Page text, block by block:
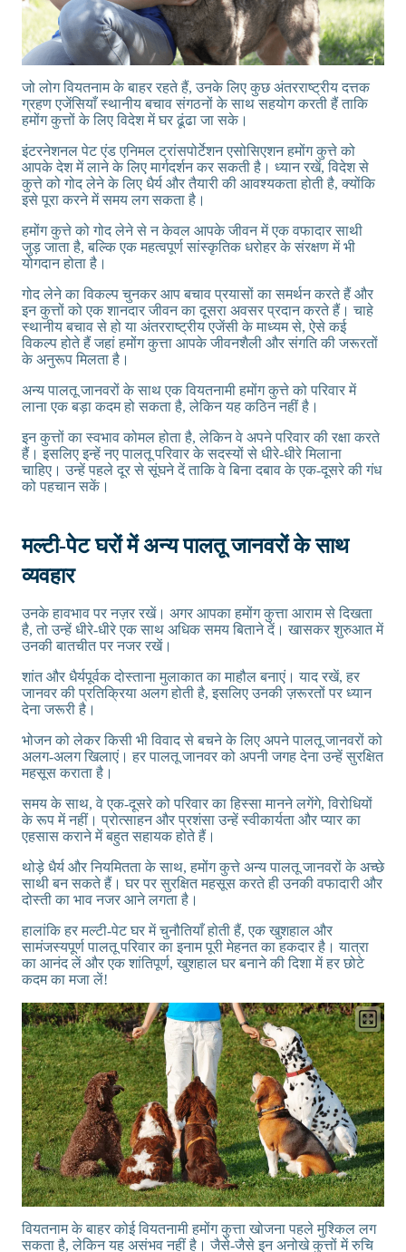
जो लोग वियतनाम के बाहर रहते हैं, उनके लिए कुछ अंतरराष्ट्रीय दत्तक
ग्रहण एजेंसियाँ स्थानीय बचाव संगठनों के साथ सहयोग करती हैं ताकि
हमोंग कुत्तों के लिए विदेश में घर ढूंढा जा सके।
इंटरनेशनल पेट एंड एनिमल ट्रांसपोर्टेशन एसोसिएशन हमोंग कुत्ते को
आपके देश में लाने के लिए मार्गदर्शन कर सकती है। ध्यान रखें, विदेश से
कुत्ते को गोद लेने के लिए धैर्य और तैयारी की आवश्यकता होती है, क्योंकि
इसे पूरा करने में समय लग सकता है।
हमोंग कुत्ते को गोद लेने से न केवल आपके जीवन में एक वफादार साथी
जुड़ जाता है, बल्कि एक महत्वपूर्ण सांस्कृतिक धरोहर के संरक्षण में भी
योगदान होता है।
गोद लेने का विकल्प चुनकर आप बचाव प्रयासों का समर्थन करते हैं और
इन कुत्तों को एक शानदार जीवन का दूसरा अवसर प्रदान करते हैं। चाहे
स्थानीय बचाव से हो या अंतरराष्ट्रीय एजेंसी के माध्यम से, ऐसे कई
विकल्प होते हैं जहां हमोंग कुत्ता आपके जीवनशैली और संगति की जरूरतों
के अनुरूप मिलता है।
अन्य पालतू जानवरों के साथ एक वियतनामी हमोंग कुत्ते को परिवार में
लाना एक बड़ा कदम हो सकता है, लेकिन यह कठिन नहीं है।
इन कुत्तों का स्वभाव कोमल होता है, लेकिन वे अपने परिवार की रक्षा करते
हैं। इसलिए इन्हें नए पालतू परिवार के सदस्यों से धीरे-धीरे मिलाना
चाहिए। उन्हें पहले दूर से सूंघने दें ताकि वे बिना दबाव के एक-दूसरे की गंध
को पहचान सकें।
मल्टी-पेट घरों में अन्य पालतू जानवरों के साथ
व्यवहार
उनके हावभाव पर नज़र रखें। अगर आपका हमोंग कुत्ता आराम से दिखता
है, तो उन्हें धीरे-धीरे एक साथ अधिक समय बिताने दें। खासकर शुरुआत में
उनकी बातचीत पर नजर रखें।
शांत और धैर्यपूर्वक दोस्ताना मुलाकात का माहौल बनाएं। याद रखें, हर
जानवर की प्रतिक्रिया अलग होती है, इसलिए उनकी ज़रूरतों पर ध्यान
देना जरूरी है।
भोजन को लेकर किसी भी विवाद से बचने के लिए अपने पालतू जानवरों को
अलग-अलग खिलाएं। हर पालतू जानवर को अपनी जगह देना उन्हें सुरक्षित
महसूस कराता है।
समय के साथ, वे एक-दूसरे को परिवार का हिस्सा मानने लगेंगे, विरोधियों
के रूप में नहीं। प्रोत्साहन और प्रशंसा उन्हें स्वीकार्यता और प्यार का
एहसास कराने में बहुत सहायक होते हैं।
थोड़े धैर्य और नियमितता के साथ, हमोंग कुत्ते अन्य पालतू जानवरों के अच्छे
साथी बन सकते हैं। घर पर सुरक्षित महसूस करते ही उनकी वफादारी और
दोस्ती का भाव नजर आने लगता है।
हालांकि हर मल्टी-पेट घर में चुनौतियाँ होती हैं, एक खुशहाल और
सामंजस्यपूर्ण पालतू परिवार का इनाम पूरी मेहनत का हकदार है। यात्रा
का आनंद लें और एक शांतिपूर्ण, खुशहाल घर बनाने की दिशा में हर छोटे
कदम का मजा लें!
वियतनाम के बाहर कोई वियतनामी हमोंग कुत्ता खोजना पहले मुश्किल लग
सकता है, लेकिन यह असंभव नहीं है। जैसे-जैसे इन अनोखे कुत्तों में रुचि